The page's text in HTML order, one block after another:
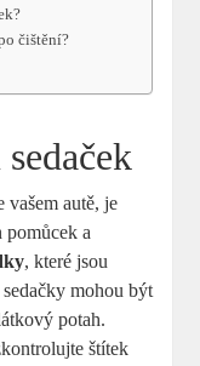
čištění?
vašem autě, je
a
, které jsou
mohou být
potah.
štítek